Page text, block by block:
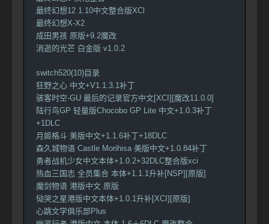
最终幻想12 1.10中文整合版XCl
最终幻想X-X2
成田男孩 原版+9.2魔改
消逝的光芒 白金版 v1.0.2
switch520(10)目录
狂野之心 中文+V1.1.3.1补丁
骇客时空-GU 最后的记录官方中文[XCI][魔改11.0.0]
陆行鸟GP 轻量版Chocobo GP Lite 中文+1.0.3补丁
+1DLC
月姬格斗 美版中文+1.1.6补丁+18DLC
森久城物语 Castle Morihisa 美版中文+1.0.84补丁
勇者战机少女中文本体+1.0.2+32DLC整合版xci
热血三国志 全员集合 本体+1.1.1升补[NSP][原版]
魔剑物语 港版中文 原版
恸哭之星港版中文本体+1.0.1升补[XCI][原版]
心跳文学俱乐部Plus